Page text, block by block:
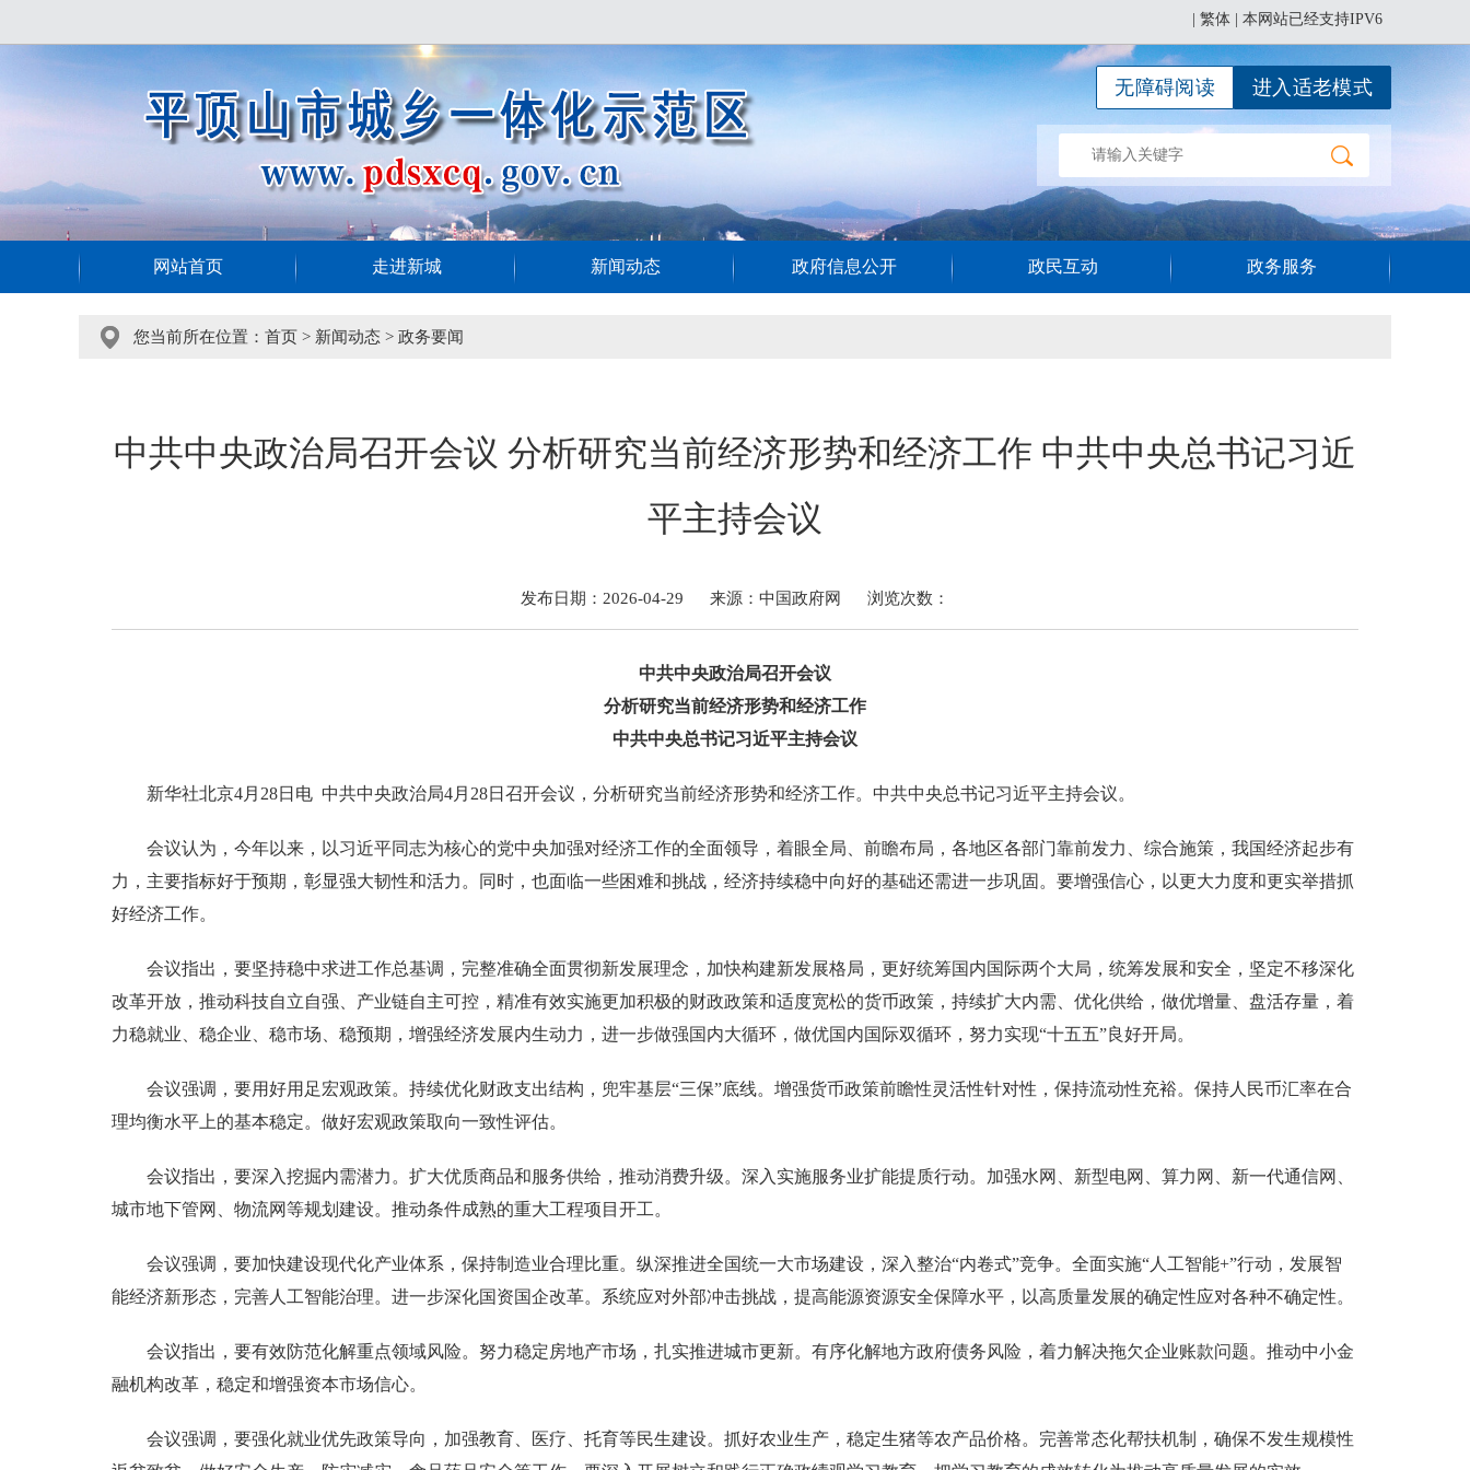
繁体 | 本网站已经支持IPV6
进入适老模式
无障碍阅读
网站首页 走进新城 新闻动态 政府信息公开 政民互动 政务服务
您当前所在位置： 首页 > 新闻动态 > 政务要闻
中共中央政治局召开会议 分析研究当前经济形势和经济工作 中共中央总书记习近
平主持会议
发布日期：2026-04-29 来源：中国政府网 浏览次数：
中共中央政治局召开会议
分析研究当前经济形势和经济工作
中共中央总书记习近平主持会议
新华社北京4月28日电 中共中央政治局4月28日召开会议，分析研究当前经济形势和经济工作。中共中央总书记习近平主持会议。
会议认为，今年以来，以习近平同志为核心的党中央加强对经济工作的全面领导，着眼全局、前瞻布局，各地区各部门靠前发力、综合施策，我国经济起步有
力，主要指标好于预期，彰显强大韧性和活力。同时，也面临一些困难和挑战，经济持续稳中向好的基础还需进一步巩固。要增强信心，以更大力度和更实举措抓
好经济工作。
会议指出，要坚持稳中求进工作总基调，完整准确全面贯彻新发展理念，加快构建新发展格局，更好统筹国内国际两个大局，统筹发展和安全，坚定不移深化
改革开放，推动科技自立自强、产业链自主可控，精准有效实施更加积极的财政政策和适度宽松的货币政策，持续扩大内需、优化供给，做优增量、盘活存量，着
力稳就业、稳企业、稳市场、稳预期，增强经济发展内生动力，进一步做强国内大循环，做优国内国际双循环，努力实现“十五五”良好开局。
会议强调，要用好用足宏观政策。持续优化财政支出结构，兜牢基层“三保”底线。增强货币政策前瞻性灵活性针对性，保持流动性充裕。保持人民币汇率在合
理均衡水平上的基本稳定。做好宏观政策取向一致性评估。
会议指出，要深入挖掘内需潜力。扩大优质商品和服务供给，推动消费升级。深入实施服务业扩能提质行动。加强水网、新型电网、算力网、新一代通信网、
城市地下管网、物流网等规划建设。推动条件成熟的重大工程项目开工。
会议强调，要加快建设现代化产业体系，保持制造业合理比重。纵深推进全国统一大市场建设，深入整治“内卷式”竞争。全面实施“人工智能+”行动，发展智
能经济新形态，完善人工智能治理。进一步深化国资国企改革。系统应对外部冲击挑战，提高能源资源安全保障水平，以高质量发展的确定性应对各种不确定性。
会议指出，要有效防范化解重点领域风险。努力稳定房地产市场，扎实推进城市更新。有序化解地方政府债务风险，着力解决拖欠企业账款问题。推动中小金
融机构改革，稳定和增强资本市场信心。
会议强调，要强化就业优先政策导向，加强教育、医疗、托育等民生建设。抓好农业生产，稳定生猪等农产品价格。完善常态化帮扶机制，确保不发生规模性